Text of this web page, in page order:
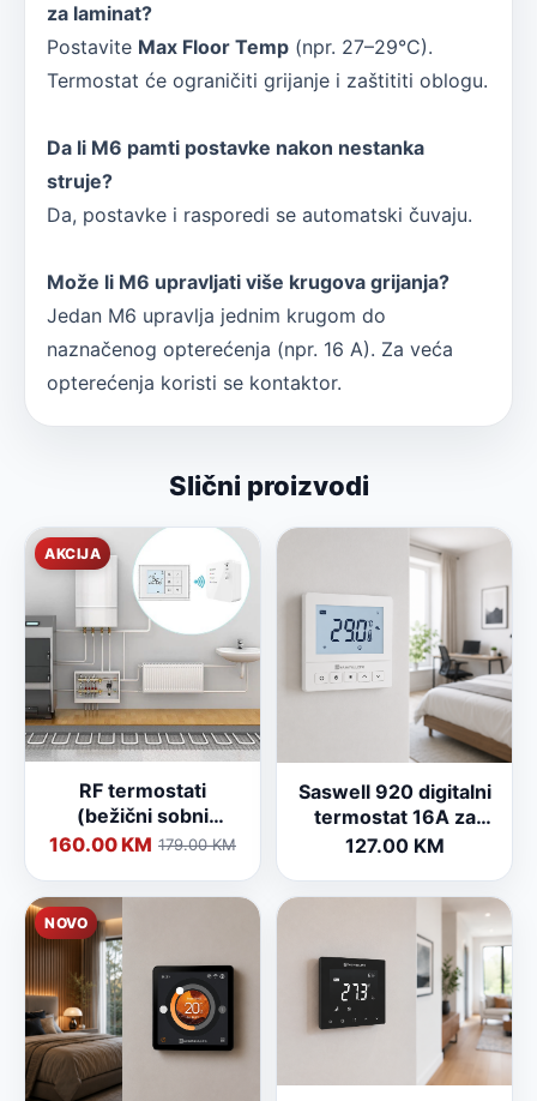
za laminat?
Postavite Max Floor Temp (npr. 27–29°C).
Termostat će ograničiti grijanje i zaštititi oblogu.
Da li M6 pamti postavke nakon nestanka
struje?
Da, postavke i rasporedi se automatski čuvaju.
Može li M6 upravljati više krugova grijanja?
Jedan M6 upravlja jednim krugom do
naznačenog opterećenja (npr. 16 A). Za veća
opterećenja koristi se kontaktor.
Slični proizvodi
AKCIJA
RF termostati
(bežični sobni
termostati za
160.00 KM 179.00 KM
Saswell 920 digitalni
termostat 16A za
električno podno
127.00 KM
NOVO